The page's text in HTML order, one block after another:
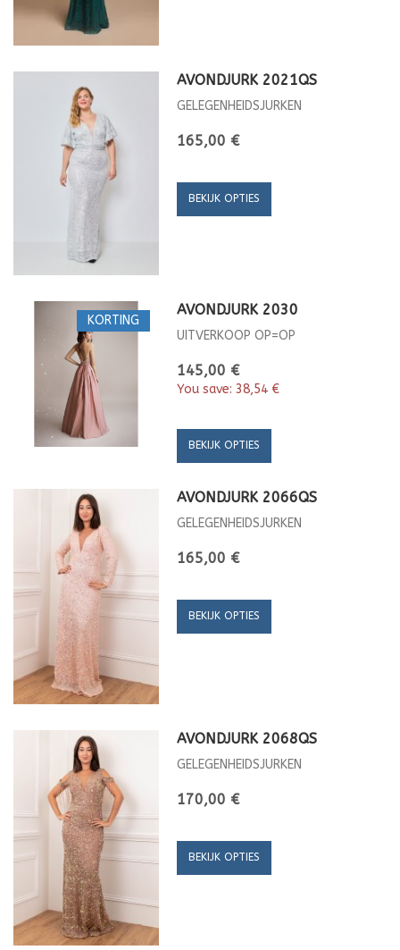
AVONDJURK 2021QS
GELEGENHEIDSJURKEN
165,00 €
BEKIJK OPTIES
KORTING
AVONDJURK 2030
UITVERKOOP OP=OP
145,00 €
You save: 38,54 €
BEKIJK OPTIES
AVONDJURK 2066QS
GELEGENHEIDSJURKEN
165,00 €
BEKIJK OPTIES
AVONDJURK 2068QS
GELEGENHEIDSJURKEN
170,00 €
BEKIJK OPTIES